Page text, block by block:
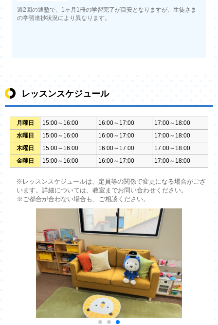
週2回の通塾で、1ヶ月1冊の学習完了が目安となりますが、生徒さま
の学習進捗状況により異なります。
レッスンスケジュール
月曜日 15:00～16:00 16:00～17:00
17:00～18:00
水曜日
15:00～16:00 16:00～17:00
17:00～18:00
木曜日
15:00～16:00 16:00～17:00
17:00～18:00
金曜日
15:00～16:00 16:00～17:00 17:00～18:00
※レッスンスケジュールは、定員等の関係で変更になる場合がござ
います。詳細については、教室までお問い合わせください。
※ご都合が合わない場合も、ご相談ください。